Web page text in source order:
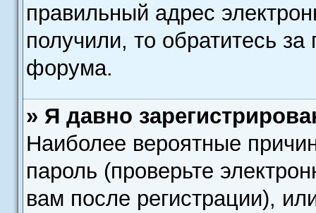
правильный адрес
получили, то обратитесь
форума.
» Я давно
Наиболее вероятные
пароль (проверьте
вам после регистрации),